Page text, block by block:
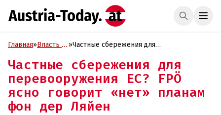
Главная»Власть и »Частные сбережения для
«нет» планам фон дер Ляйен
Частные сбережения для
перевооружения ЕС? FPÖ
ясно говорит «нет» планам
фон дер Ляйен